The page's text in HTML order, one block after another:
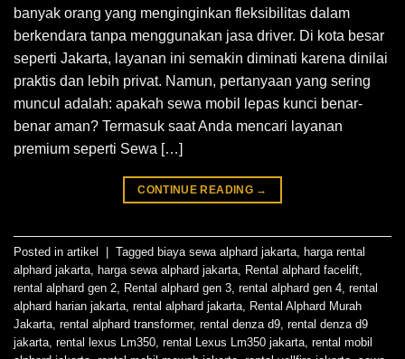
banyak orang yang menginginkan fleksibilitas dalam
berkendara tanpa menggunakan jasa driver. Di kota besar
seperti Jakarta, layanan ini semakin diminati karena dinilai
praktis dan lebih privat. Namun, pertanyaan yang sering
muncul adalah: apakah sewa mobil lepas kunci benar-
benar aman? Termasuk saat Anda mencari layanan
premium seperti Sewa […]
CONTINUE READING →
Posted in artikel | Tagged biaya sewa alphard jakarta harga rental
alphard jakarta harga sewa alphard jakarta Rental alphard facelift
rental alphard gen 2 Rental alphard gen 3 rental alphard gen 4 rental
alphard harian jakarta rental alphard jakarta Rental Alphard Murah
Jakarta rental alphard transformer, rental denza d9 rental denza d9
jakarta rental lexus Lm350 rental Lexus Lm350 jakarta rental mobil